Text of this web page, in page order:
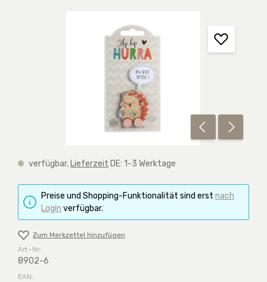
verfügbar, Lieferzeit DE: 1-3 Werktage
Preise und Shopping-Funktionalität sind erst nach
Login verfügbar.
Zum Merkzettel hinzufügen
Art.-Nr.:
8902-6
EAN: